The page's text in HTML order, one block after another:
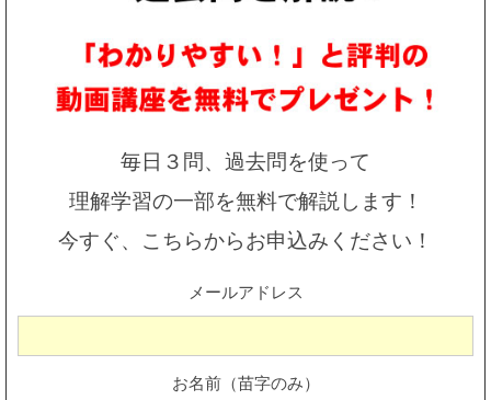
毎日３問、過去問を使って
理解学習の一部を無料で解説します！
今すぐ、こちらからお申込みください！
メールアドレス
お名前（苗字のみ）